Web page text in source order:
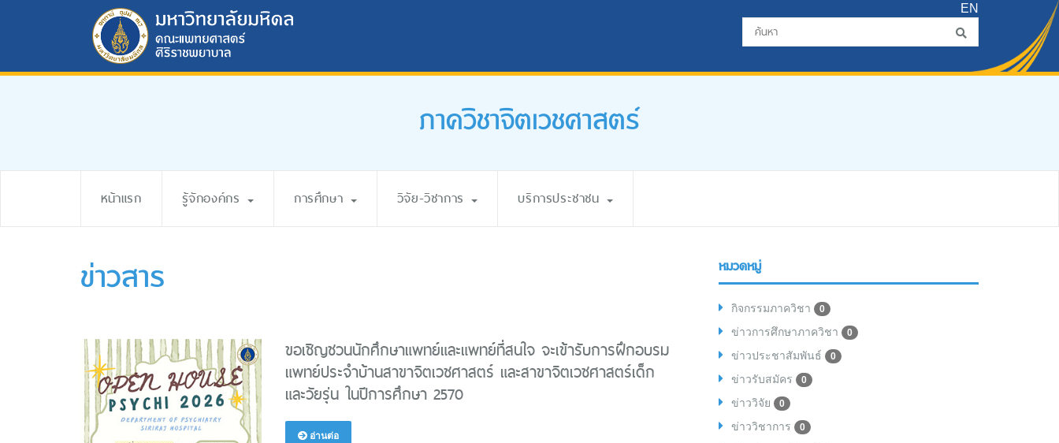
EN
ภาควิชาจิตเวชศาสตร์
หน้าแรก รู้จักองค์กร การศึกษา วิจัย-วิชาการ บริการประชาชน
ข่าวสาร
ขอเชิญชวนนักศึกษาแพทย์และแพทย์ที่สนใจ จะเข้ารับการฝึกอบรม
แพทย์ประจำบ้านสาขาจิตเวชศาสตร์ และสาขาจิตเวชศาสตร์เด็ก
และวัยรุ่น ในปีการศึกษา 2570
อ่านต่อ
หมวดหมู่
กิจกรรมภาควิชา 0
ข่าวการศึกษาภาควิชา 0
ข่าวประชาสัมพันธ์ 0
ข่าวรับสมัคร 0
ข่าววิจัย 0
ข่าววิชาการ 0